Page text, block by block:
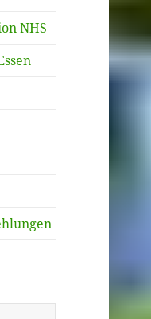
NHS